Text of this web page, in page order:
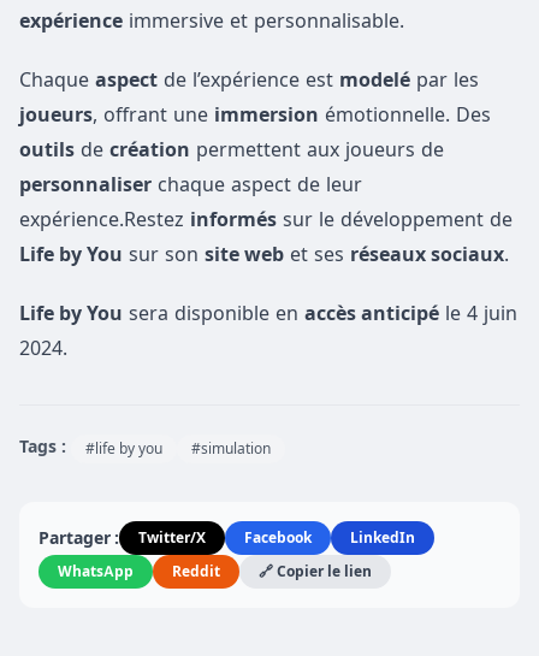
expérience immersive et personnalisable.
Chaque aspect de l’expérience est modelé par les
joueurs, offrant une immersion émotionnelle. Des
outils de création permettent aux joueurs de
personnaliser chaque aspect de leur
expérience.Restez informés sur le développement de
Life by You sur son site web et ses réseaux sociaux.
Life by You sera disponible en accès anticipé le 4 juin
2024.
Tags : #life by you #simulation
Partager : Twitter/X Facebook
LinkedIn
WhatsApp
Reddit 🔗 Copier le lien